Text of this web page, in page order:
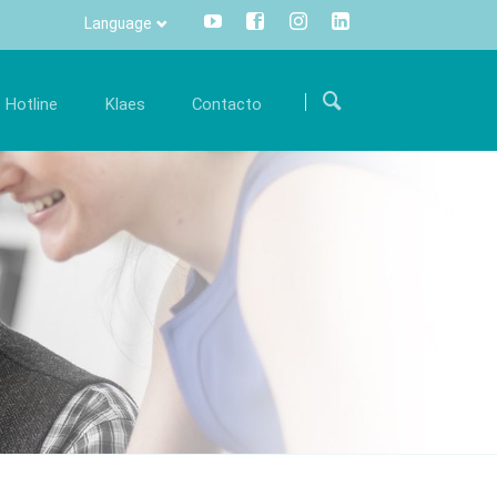
Language
navegación
trade
innovadora
La solución para la
la
Toda la información pulsando un
botón - centralizado y transparente.
Info Manager
DMS
openTRANS
Hotline Klaes
parte de nuestro equipo internacional y
con su conocimiento experto.
de trabajo
Contacto
Internacional
Como encontrarnos
Formulario de contacto